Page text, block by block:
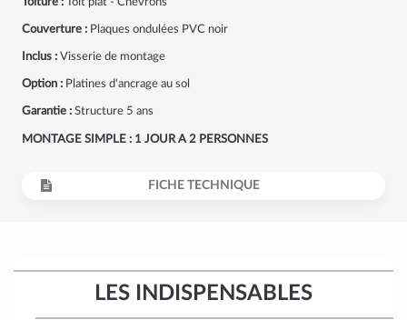
Toiture : Toit plat - Chevrons
Couverture : Plaques ondulées PVC noir
Inclus : Visserie de montage
Option : Platines d'ancrage au sol
Garantie : Structure 5 ans
MONTAGE SIMPLE : 1 JOUR A 2 PERSONNES
FICHE TECHNIQUE
LES INDISPENSABLES